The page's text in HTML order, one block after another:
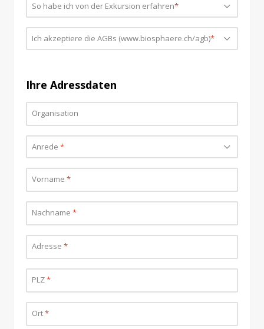
So habe ich von der Exkursion erfahren*
Bitte wählen...
Ich akzeptiere die AGBs (www.biosphaere.ch/agb)*
Bitte wählen...
Ihre Adressdaten
Organisation
Anrede *
Bitte wählen...
Vorname *
Nachname *
Adresse *
PLZ*
Ort*